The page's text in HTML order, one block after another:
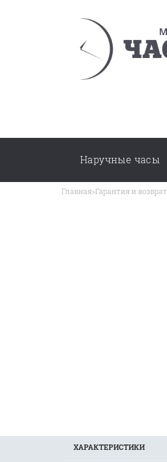
Наручные часы
Главная>Гарантия и возврат
ХАРАКТЕРИСТИКИ